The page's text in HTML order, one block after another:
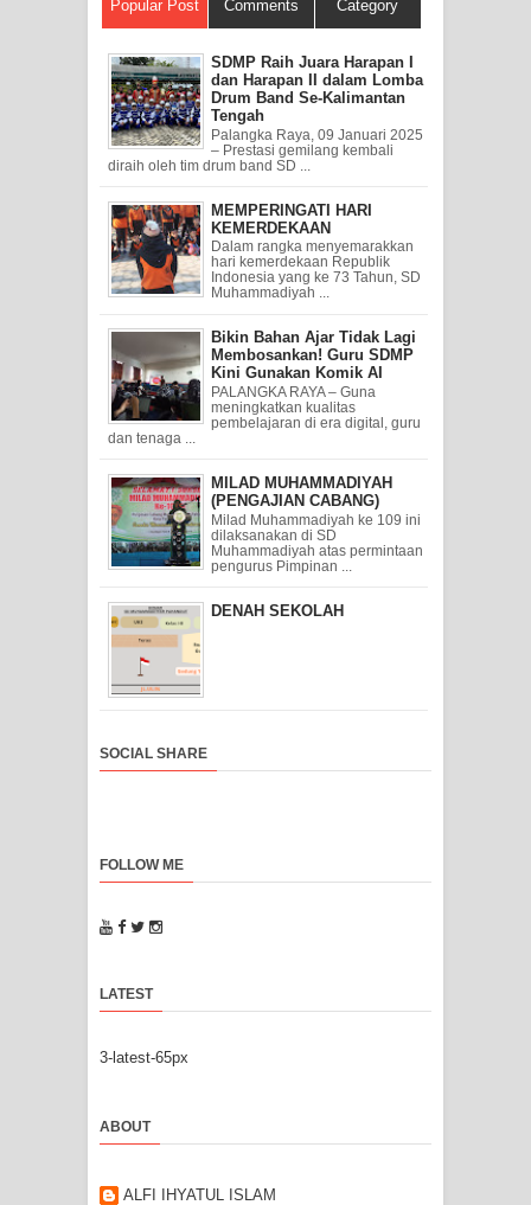
Popular Post Comments Category
SDMP Raih Juara Harapan I
dan Harapan II dalam Lomba
Drum Band Se-Kalimantan
Tengah
Palangka Raya, 09 Januari 2025
– Prestasi gemilang kembali
diraih oleh tim drum band SD ...
MEMPERINGATI HARI
KEMERDEKAAN
Dalam rangka menyemarakkan
hari kemerdekaan Republik
Indonesia yang ke 73 Tahun, SD
Muhammadiyah ...
Bikin Bahan Ajar Tidak Lagi
Membosankan! Guru SDMP
Kini Gunakan Komik AI
PALANGKA RAYA – Guna
meningkatkan kualitas
pembelajaran di era digital, guru
dan tenaga ...
MILAD MUHAMMADIYAH
(PENGAJIAN CABANG)
Milad Muhammadiyah ke 109 ini
dilaksanakan di SD
Muhammadiyah atas permintaan
pengurus Pimpinan ...
DENAH SEKOLAH
SOCIAL SHARE
FOLLOW ME
LATEST
3-latest-65px
ABOUT
ALFI IHYATUL ISLAM